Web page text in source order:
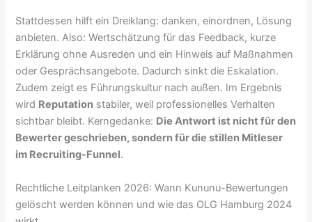
Stattdessen hilft ein Dreiklang: danken, einordnen, Lösung
anbieten. Also: Wertschätzung für das Feedback, kurze
Erklärung ohne Ausreden und ein Hinweis auf Maßnahmen
oder Gesprächsangebote. Dadurch sinkt die Eskalation.
Zudem zeigt es Führungskultur nach außen. Im Ergebnis
wird Reputation stabiler, weil professionelles Verhalten
sichtbar bleibt. Kerngedanke: Die Antwort ist nicht für den
Bewerter geschrieben, sondern für die stillen Mitleser
im Recruiting-Funnel.
Rechtliche Leitplanken 2026: Wann Kununu-Bewertungen
gelöscht werden können und wie das OLG Hamburg 2024